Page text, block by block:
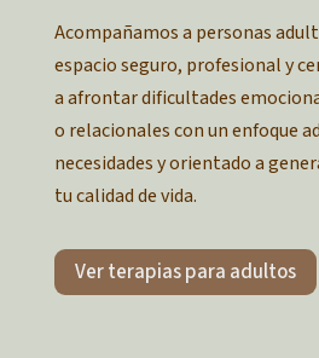
Acompañamos a personas
espacio seguro, profesional y
a afrontar dificultades
o relacionales con un enfoque
necesidades y orientado a
tu calidad de vida.
Ver terapias para adultos